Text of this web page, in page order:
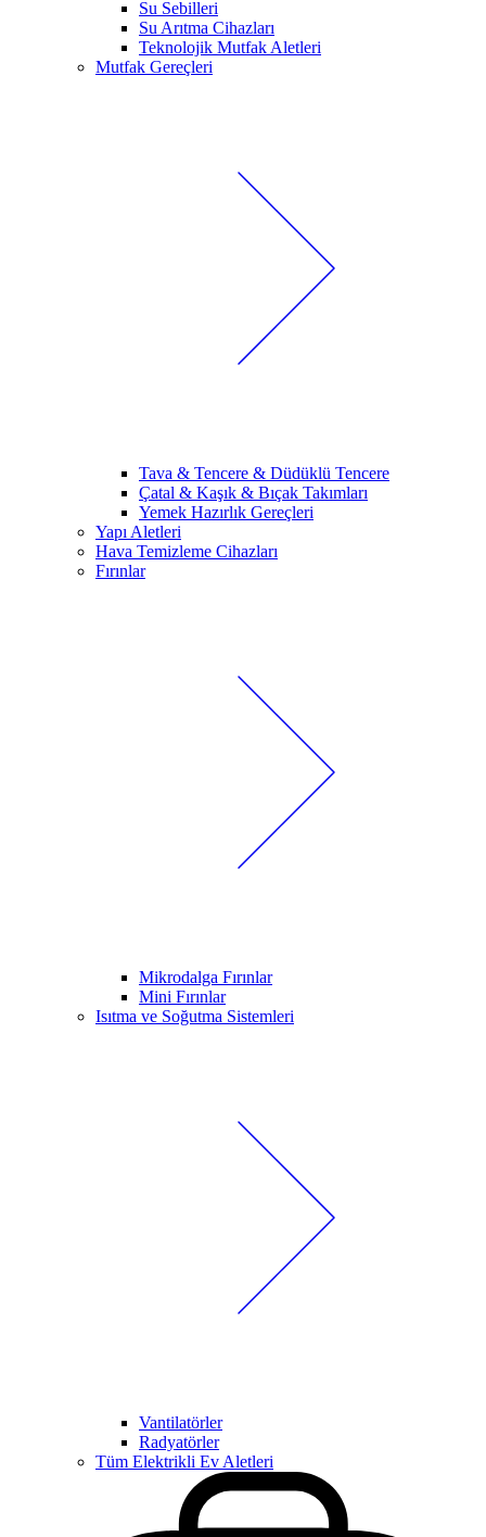
Su Sebilleri
Su Arıtma Cihazları
Teknolojik Mutfak Aletleri
Mutfak Gereçleri
Tava & Tencere & Düdüklü Tencere
Çatal & Kaşık & Bıçak Takımları
Yemek Hazırlık Gereçleri
Yapı Aletleri
Hava Temizleme Cihazları
Fırınlar
Mikrodalga Fırınlar
Mini Fırınlar
Isıtma ve Soğutma Sistemleri
Vantilatörler
Radyatörler
Tüm Elektrikli Ev Aletleri